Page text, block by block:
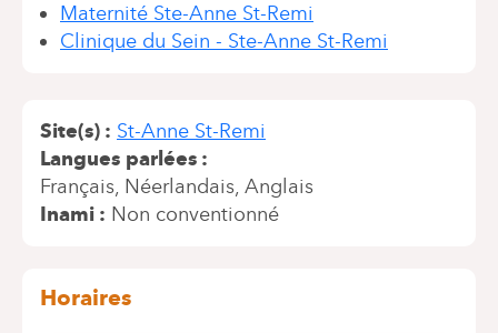
Maternité Ste-Anne St-Remi
Clinique du Sein - Ste-Anne St-Remi
Site(s)
St-Anne St-Remi
Langues parlées
Français Néerlandais Anglais
Inami
Non conventionné
Horaires